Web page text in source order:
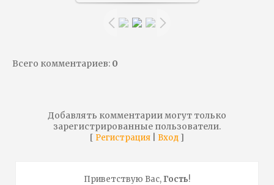
Всего комментариев: 0
Добавлять комментарии могут только
зарегистрированные пользователи.
[ Регистрация Вход ]
Приветствую Вас,Гость!